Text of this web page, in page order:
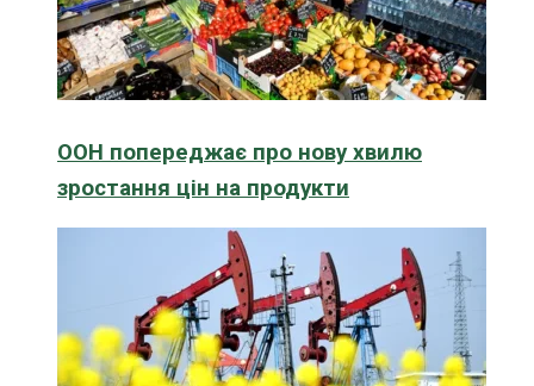
ООН попереджає про нову хвилю
зростання цін на продукти